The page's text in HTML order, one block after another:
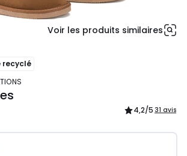
Voir les produits similaires
recyclé
4,2/5 31 avis